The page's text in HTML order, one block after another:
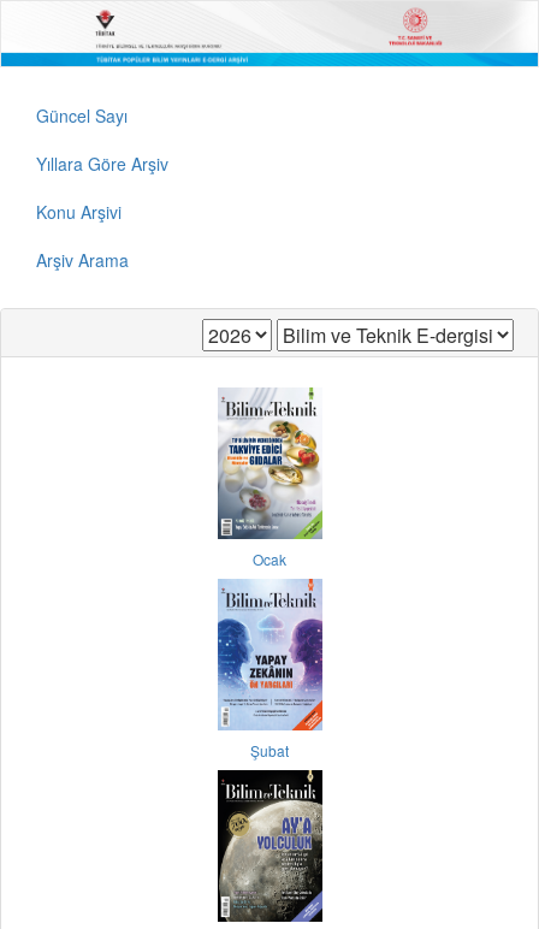
Güncel Sayı
Yıllara Göre Arşiv
Konu Arşivi
Arşiv Arama
Ocak
Şubat